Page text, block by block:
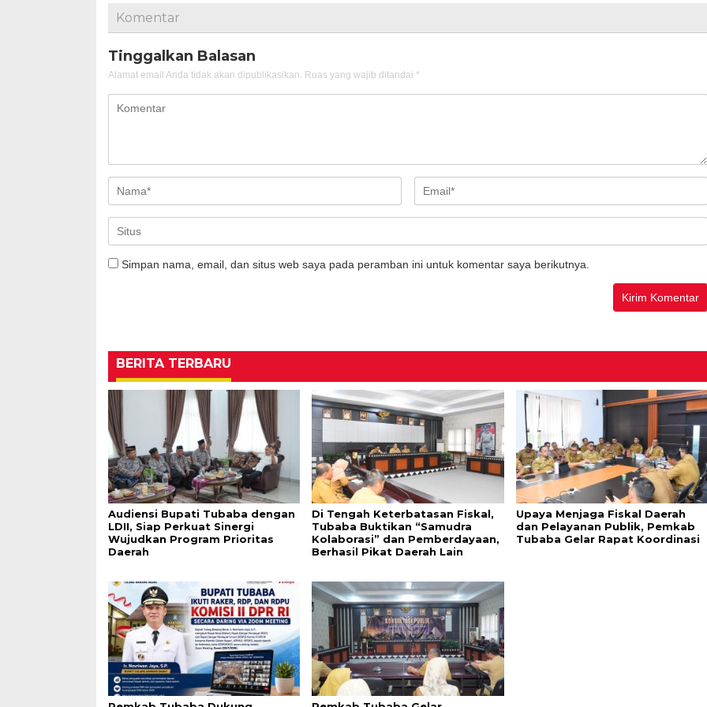
Komentar
Tinggalkan Balasan
Alamat email Anda tidak akan dipublikasikan. Ruas yang wajib ditandai *
Simpan nama, email, dan situs web saya pada peramban ini untuk komentar saya berikutnya.
BERITA TERBARU
Audiensi Bupati Tubaba dengan
LDII, Siap Perkuat Sinergi
Wujudkan Program Prioritas
Daerah
Di Tengah Keterbatasan Fiskal,
Tubaba Buktikan “Samudra
Kolaborasi” dan Pemberdayaan,
Berhasil Pikat Daerah Lain
Upaya Menjaga Fiskal Daerah
dan Pelayanan Publik, Pemkab
Tubaba Gelar Rapat Koordinasi